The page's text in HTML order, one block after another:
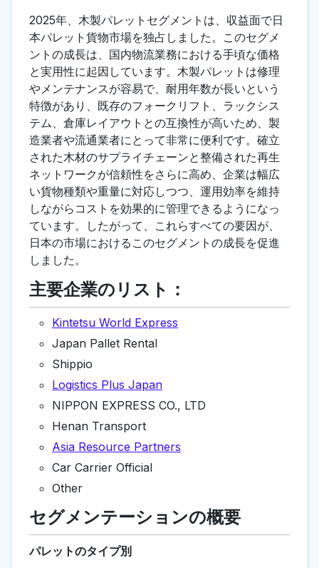
2025年、木製パレットセグメントは、収益面で日
本パレット貨物市場を独占しました。このセグメ
ントの成長は、国内物流業務における手頃な価格
と実用性に起因しています。木製パレットは修理
やメンテナンスが容易で、耐用年数が長いという
特徴があり、既存のフォークリフト、ラックシス
テム、倉庫レイアウトとの互換性が高いため、製
造業者や流通業者にとって非常に便利です。確立
された木材のサプライチェーンと整備された再生
ネットワークが信頼性をさらに高め、企業は幅広
い貨物種類や重量に対応しつつ、運用効率を維持
しながらコストを効果的に管理できるようになっ
ています。したがって、これらすべての要因が、
日本の市場におけるこのセグメントの成長を促進
しました。
主要企業のリスト：
Kintetsu World Express
Japan Pallet Rental
Shippio
Logistics Plus Japan
NIPPON EXPRESS CO., LTD
Henan Transport
Asia Resource Partners
Car Carrier Official
Other
セグメンテーションの概要
パレットのタイプ別